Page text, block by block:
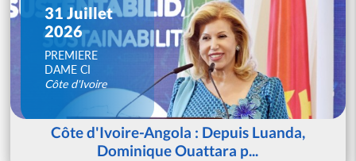
31 Juillet
2026
PREMIERE
DAME CI
Côte d'Ivoire
Côte d'Ivoire-Angola : Depuis Luanda,
Dominique Ouattara p...